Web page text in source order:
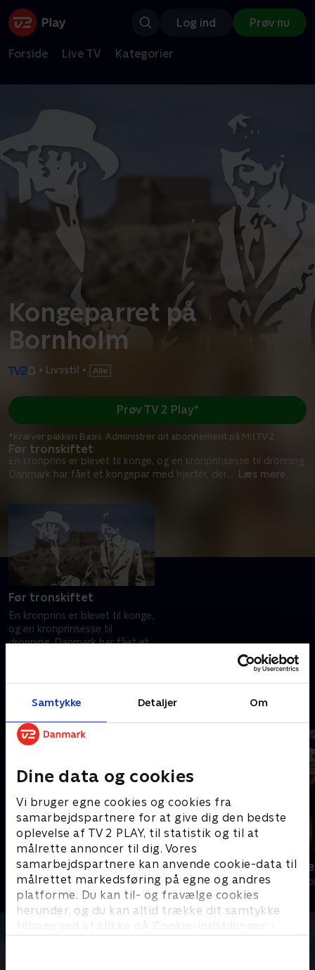
Samtykke Detaljer Om
Dine data og cookies
Vi bruger egne cookies og cookies fra
samarbejdspartnere for at give dig den bedste
oplevelse af TV 2 PLAY, til statistik og til at
målrette annoncer til dig. Vores
samarbejdspartnere kan anvende cookie-data til
målrettet markedsføring på egne og andres
platforme. Du kan til- og fravælge cookies
herunder, og du kan altid trække dit samtykke
tilbage ved at klikke på ’Cookie-indstillinger’ i
Log ind Prøv nu
Forside Live TV Kategorier
Kongeparret på
Bornholm
• Livsstil •
Før tronskiftet
En kronprins er blevet til konge, og en kronprinsesse til dronning.
Danmark har fået et kongepar med hjerter, der... Læs mere
Prøv TV 2 Play*
*Kræver pakken Basis. Administrer dit abonnement på Mit TV 2.
Før tronskiftet
En kronprins er blevet til konge,
og en kronprinsesse til
dronning. Danmark har fået et
været her mange gange, og nu
Andre så også
Julelys for millioner
2022 • Livsstil • 46 min Livsstil • 3